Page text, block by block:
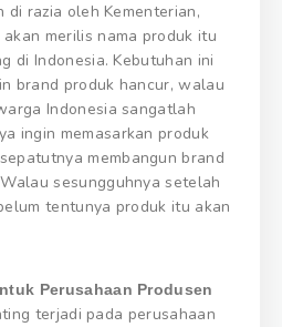
di razia oleh Kementerian,
merilis nama produk itu
di Indonesia. Kebutuhan ini
brand produk hancur, walau
Indonesia sangatlah
ingin memasarkan produk
membangun brand
sesungguhnya setelah
tentunya produk itu akan
Perusahaan Produsen
terjadi pada perusahaan